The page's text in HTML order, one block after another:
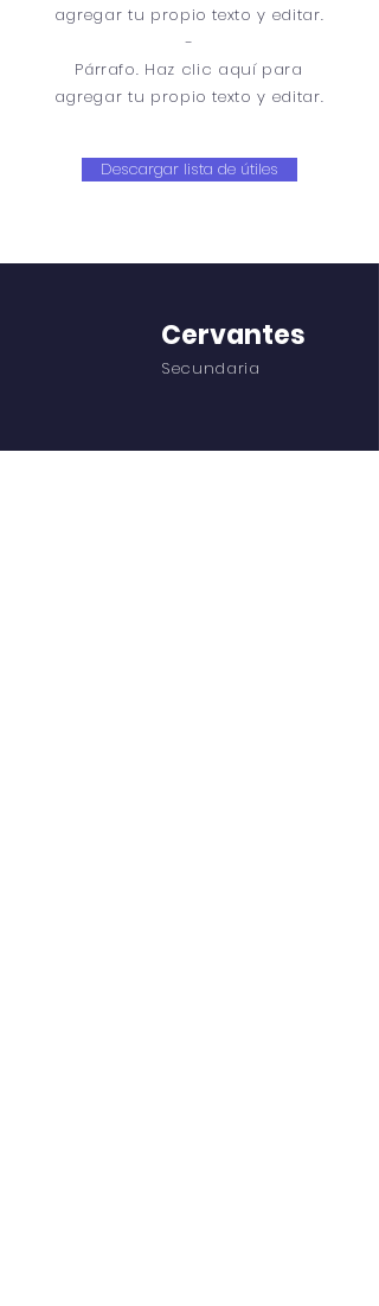
agregar tu propio texto y editar.
-
Párrafo. Haz clic aquí para
agregar tu propio texto y editar.
Descargar lista de útiles
Cervantes
Secundaria